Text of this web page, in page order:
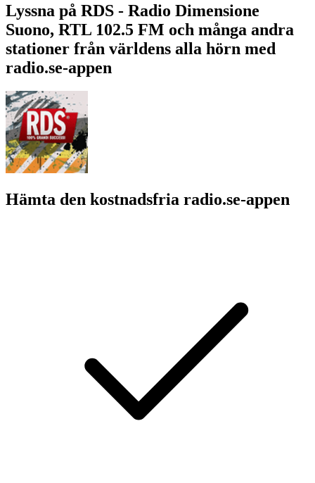
Lyssna på RDS - Radio Dimensione
Suono, RTL 102.5 FM och många andra
stationer från världens alla hörn med
radio.se-appen
Hämta den kostnadsfria radio.se-appen